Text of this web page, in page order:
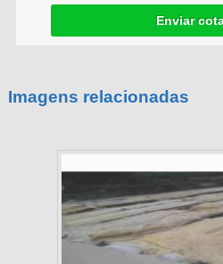
Enviar
Imagens relacionadas